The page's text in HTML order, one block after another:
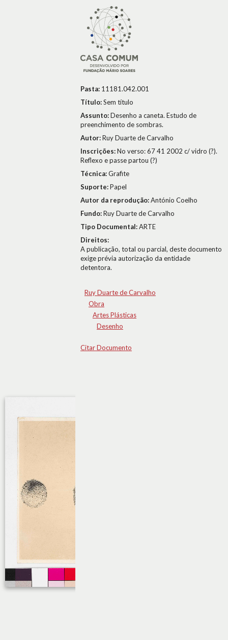
Pasta: 11181.042.001
Título:Sem título
Assunto:Desenho a caneta. Estudo de
preenchimento de sombras.
Autor:Ruy Duarte de Carvalho
Inscrições:No verso: 67 41 2002 c/ vidro (?).
Reflexo e passe partou (?)
Técnica:Grafite
Suporte:Papel
Autor da reprodução:António Coelho
Fundo:Ruy Duarte de Carvalho
Tipo Documental:ARTE
Direitos:
A publicação, total ou parcial, deste documento
exige prévia autorização da entidade
detentora.
Ruy Duarte de Carvalho
Obra
Artes Plásticas
Desenho
Citar Documento